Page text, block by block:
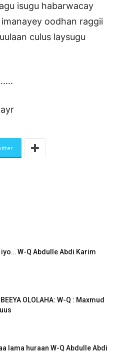
isugu habarwacay
oodhan raggii
culus laysugu
iyo… W-Q Abdulle Abdi Karim
OLOLAHA: W-Q : Maxmud
lama huraan W-Q Abdulle Abdi